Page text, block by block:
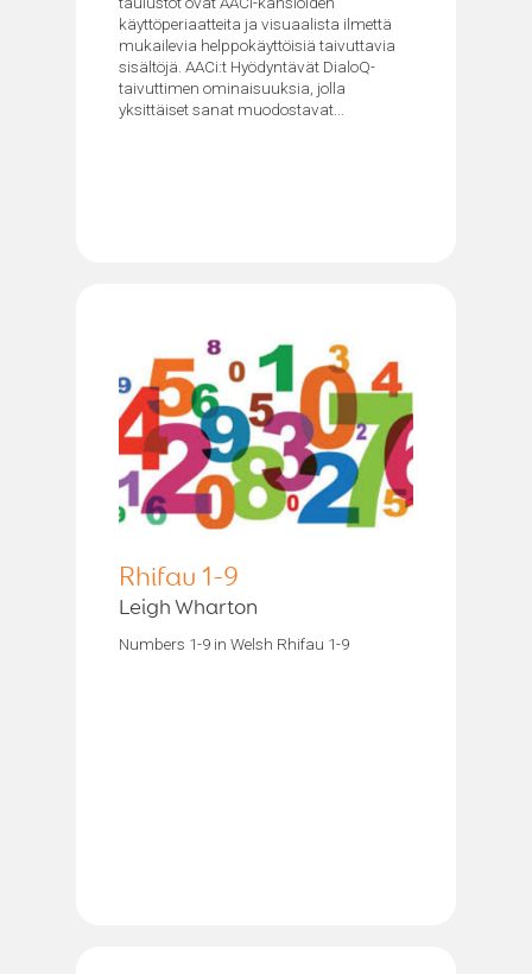
käyttöperiaatteita ja visuaalista ilmettä
mukailevia helppokäyttöisiä taivuttavia
sisältöjä. AACi:t Hyödyntävät DialoQ-
taivuttimen ominaisuuksia, jolla
yksittäiset sanat muodostavat...
Rhifau 1-9
Leigh Wharton
Numbers 1-9 in Welsh Rhifau 1-9